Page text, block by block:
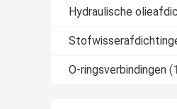
Hydraulische
O-ringsverbindingen